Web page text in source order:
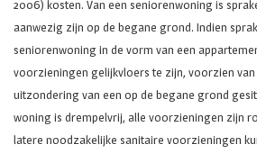
2006) kosten. Van een seniorenwoning is
aanwezig zijn op de begane grond. Indien
seniorenwoning in de vorm van een
voorzieningen gelijkvloers te zijn, voorzien
uitzondering van een op de begane grond
woning is drempelvrij, alle voorzieningen zijn
latere noodzakelijke sanitaire voorzieningen